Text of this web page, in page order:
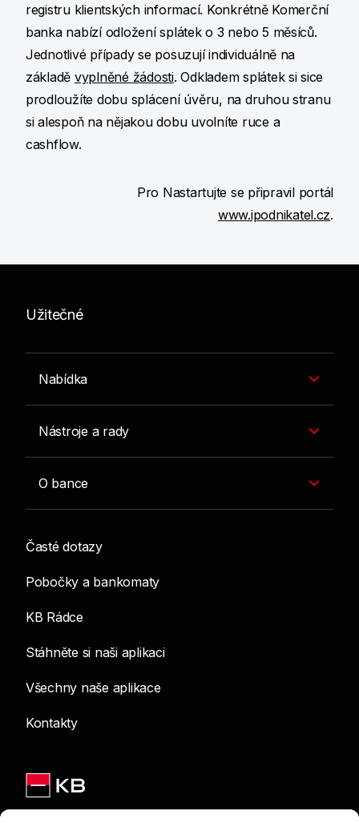
registru klientských informací. Konkrétně Komerční
banka nabízí odložení splátek o 3 nebo 5 měsíců.
Jednotlivé případy se posuzují individuálně na
základě vyplněné žádosti. Odkladem splátek si sice
prodloužíte dobu splácení úvěru, na druhou stranu
si alespoň na nějakou dobu uvolníte ruce a
cashflow.
Pro Nastartujte se připravil portál
www.ipodnikatel.cz.
Užitečné
Nabídka
Nástroje a rady
O bance
Časté dotazy
Pobočky a bankomaty
KB Rádce
Stáhněte si naši aplikaci
Všechny naše aplikace
Kontakty